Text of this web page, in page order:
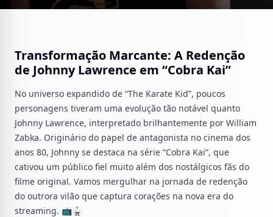
Transformação Marcante: A Redenção
de Johnny Lawrence em “Cobra Kai”
No universo expandido de “The Karate Kid”, poucos
personagens tiveram uma evolução tão notável quanto
Johnny Lawrence, interpretado brilhantemente por William
Zabka. Originário do papel de antagonista no cinema dos
anos 80, Johnny se destaca na série “Cobra Kai”, que
cativou um público fiel muito além dos nostálgicos fãs do
filme original. Vamos mergulhar na jornada de redenção
do outrora vilão que captura corações na nova era do
streaming. 📺🥋